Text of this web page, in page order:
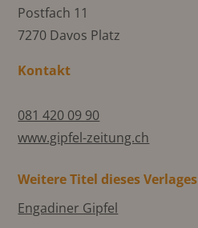
Postfach 11
7270 Davos Platz
Kontakt
081 420 09 90
www.gipfel-zeitung.ch
Weitere Titel dieses Verlages
Engadiner Gipfel